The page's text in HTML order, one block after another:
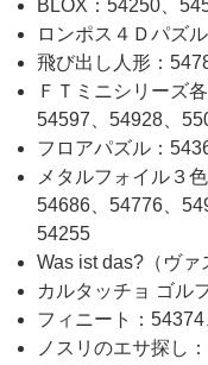
BLOX：54250、
ロンポス４Ｄパズ
飛び出し人形：
ＦＴミニシリーズ
54597、54928、
フロアパズル：
メタルフォイル３
54686、54776、
54255
Was ist das?（ヴ
カルタッチョ ゴル
フィニート：
ノスリのエサ探し